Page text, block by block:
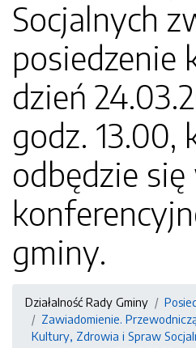
Socjalnych
posiedzenie
dzień
godz. 13.00,
odbędzie
gminy.
Działalność Rady Gminy
Zawiadomienie.
Kultury, Zdrowia i Spraw